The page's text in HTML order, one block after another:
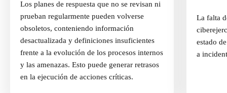
Los planes de respuesta que no se revisan ni
prueban regularmente pueden volverse
obsoletos, conteniendo información
desactualizada y definiciones insuficientes
frente a la evolución de los procesos internos
y las amenazas. Esto puede generar retrasos
en la ejecución de acciones críticas.
La falta
estado
a